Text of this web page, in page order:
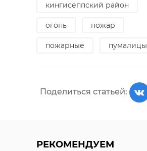
кингисеппский район
огонь пожар
пожарные пумалицы
Поделиться статьей:
РЕКОМЕНДУЕМ
РЕКОМЕНДУЕМ